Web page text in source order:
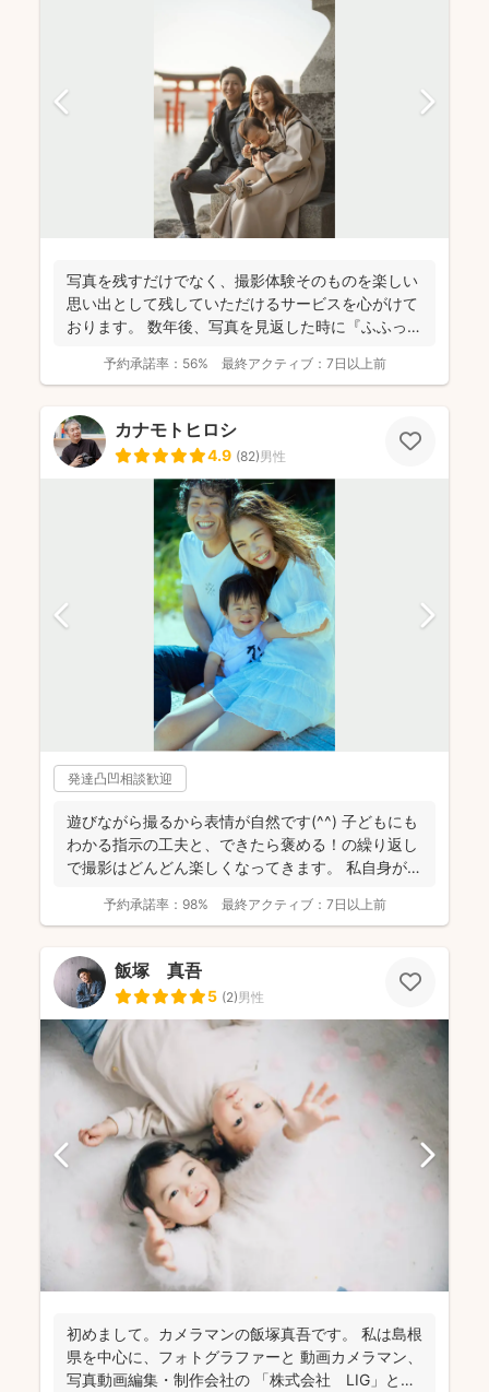
写真を残すだけでなく、撮影体験そのものを楽しい
思い出として残していただけるサービスを心がけて
おります。 数年後、写真を見返した時に『ふふっ』
予約承諾率： 56% 最終アクティブ： 7日以上前
カナモトヒロシ
4.9 (82)男性
発達凸凹相談歓迎
遊びながら撮るから表情が自然です(^^) 子どもにも
わかる指示の工夫と、できたら褒める！の繰り返し
で撮影はどんどん楽しくなってきます。 私自身が撮
予約承諾率： 98% 最終アクティブ： 7日以上前
飯塚 真吾
5 (2)男性
初めまして。カメラマンの飯塚真吾です。 私は島根
県を中心に、フォトグラファーと 動画カメラマン、
写真動画編集・制作会社の 「株式会社 LIG」とい